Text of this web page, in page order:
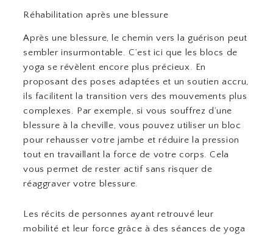
Réhabilitation après une blessure
Après une blessure, le chemin vers la guérison peut
sembler insurmontable. C’est ici que les blocs de
yoga se révèlent encore plus précieux. En
proposant des poses adaptées et un soutien accru,
ils facilitent la transition vers des mouvements plus
complexes. Par exemple, si vous souffrez d’une
blessure à la cheville, vous pouvez utiliser un bloc
pour rehausser votre jambe et réduire la pression
tout en travaillant la force de votre corps. Cela
vous permet de rester actif sans risquer de
réaggraver votre blessure.
Les récits de personnes ayant retrouvé leur
mobilité et leur force grâce à des séances de yoga